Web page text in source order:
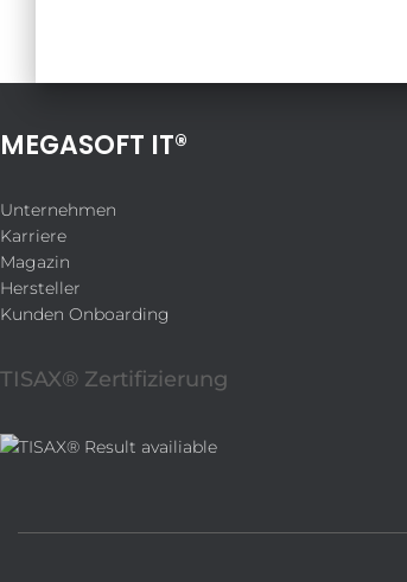
MEGASOFT IT®
Unternehmen
Karriere
Magazin
Hersteller
Kunden Onboarding
TISAX® Zertifizierung